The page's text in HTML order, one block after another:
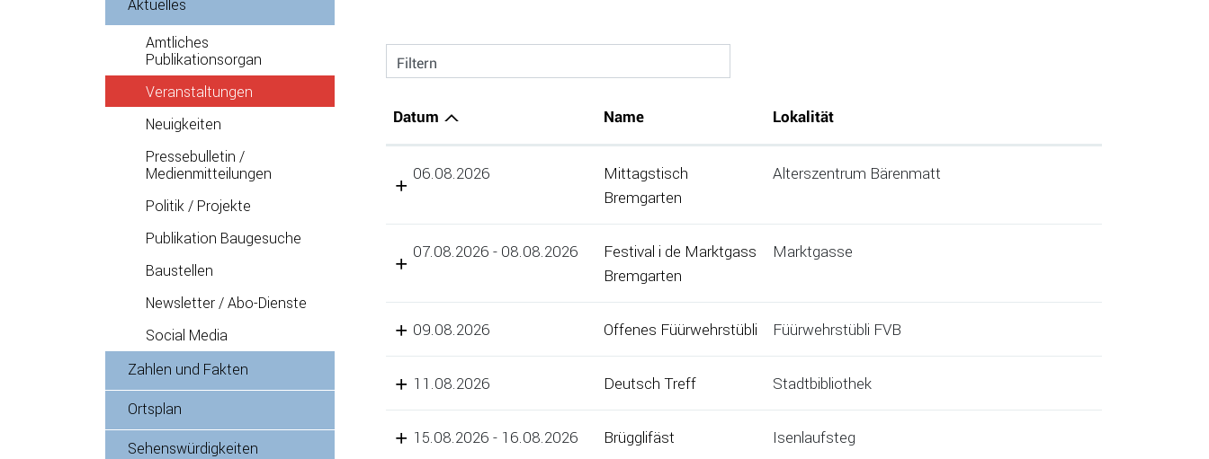
Aktuelles
Amtliches
Publikationsorgan
Veranstaltungen
Neuigkeiten
Pressebulletin /
Medienmitteilungen
Politik / Projekte
Publikation Baugesuche
Baustellen
Newsletter / Abo-Dienste
Social Media
Zahlen und Fakten
Ortsplan
Sehenswürdigkeiten
Filtern
Datum Name Lokalität
06.08.2026
Mittagstisch
Bremgarten
Alterszentrum Bärenmatt
07.08.2026 - 08.08.2026
Festival i de Marktgass
Bremgarten
Marktgasse
09.08.2026 Offenes Füürwehrstübli Füürwehrstübli FVB
11.08.2026 Deutsch Treff Stadtbibliothek
15.08.2026 - 16.08.2026 Brügglifäst Isenlaufsteg